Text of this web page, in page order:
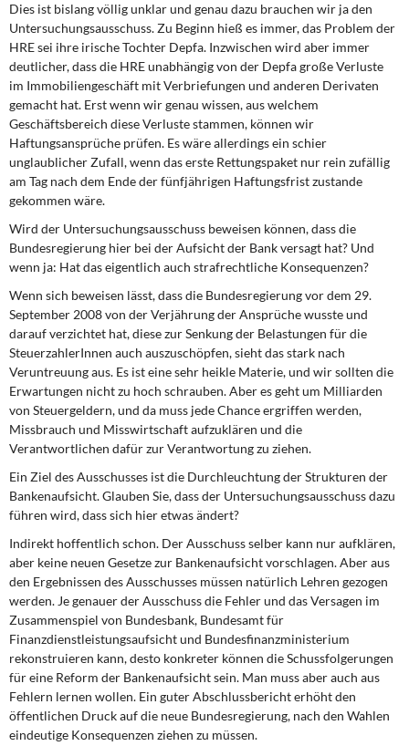
Dies ist bislang völlig unklar und genau dazu brauchen wir ja den
Untersuchungsausschuss. Zu Beginn hieß es immer, das Problem der
HRE sei ihre irische Tochter Depfa. Inzwischen wird aber immer
deutlicher, dass die HRE unabhängig von der Depfa große Verluste
im Immobiliengeschäft mit Verbriefungen und anderen Derivaten
gemacht hat. Erst wenn wir genau wissen, aus welchem
Geschäftsbereich diese Verluste stammen, können wir
Haftungsansprüche prüfen. Es wäre allerdings ein schier
unglaublicher Zufall, wenn das erste Rettungspaket nur rein zufällig
am Tag nach dem Ende der fünfjährigen Haftungsfrist zustande
gekommen wäre.
Wird der Untersuchungsausschuss beweisen können, dass die
Bundesregierung hier bei der Aufsicht der Bank versagt hat? Und
wenn ja: Hat das eigentlich auch strafrechtliche Konsequenzen?
Wenn sich beweisen lässt, dass die Bundesregierung vor dem 29.
September 2008 von der Verjährung der Ansprüche wusste und
darauf verzichtet hat, diese zur Senkung der Belastungen für die
SteuerzahlerInnen auch auszuschöpfen, sieht das stark nach
Veruntreuung aus. Es ist eine sehr heikle Materie, und wir sollten die
Erwartungen nicht zu hoch schrauben. Aber es geht um Milliarden
von Steuergeldern, und da muss jede Chance ergriffen werden,
Missbrauch und Misswirtschaft aufzuklären und die
Verantwortlichen dafür zur Verantwortung zu ziehen.
Ein Ziel des Ausschusses ist die Durchleuchtung der Strukturen der
Bankenaufsicht. Glauben Sie, dass der Untersuchungsausschuss dazu
führen wird, dass sich hier etwas ändert?
Indirekt hoffentlich schon. Der Ausschuss selber kann nur aufklären,
aber keine neuen Gesetze zur Bankenaufsicht vorschlagen. Aber aus
den Ergebnissen des Ausschusses müssen natürlich Lehren gezogen
werden. Je genauer der Ausschuss die Fehler und das Versagen im
Zusammenspiel von Bundesbank, Bundesamt für
Finanzdienstleistungsaufsicht und Bundesfinanzministerium
rekonstruieren kann, desto konkreter können die Schussfolgerungen
für eine Reform der Bankenaufsicht sein. Man muss aber auch aus
Fehlern lernen wollen. Ein guter Abschlussbericht erhöht den
öffentlichen Druck auf die neue Bundesregierung, nach den Wahlen
eindeutige Konsequenzen ziehen zu müssen.